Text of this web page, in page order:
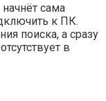
сама
к ПК.
поиска, а сразу
в